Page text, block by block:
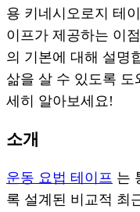
용 키네시오로지 테
이프가 제공하는 이
의 기본에 대해 설명
삶을 살 수 있도록
세히 알아보세요!
소개
운동 요법 테이프 는
록 설계된 비교적 최